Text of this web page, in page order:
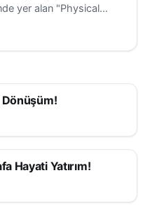
yer alan "Physical
Dönüşüm!
Hayati Yatırım!